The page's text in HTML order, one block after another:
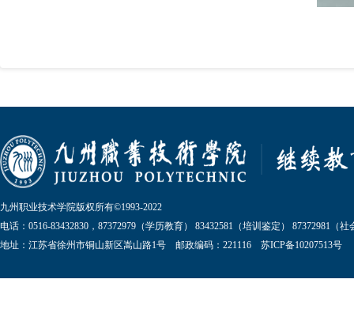
九州职业技术学院版权所有©1993-2022
电话：0516-83432830，87372979（学历教育） 83432581（培训鉴定） 87372981（社
地址：江苏省徐州市铜山新区嵩山路1号 邮政编码：221116 苏ICP备10207513号